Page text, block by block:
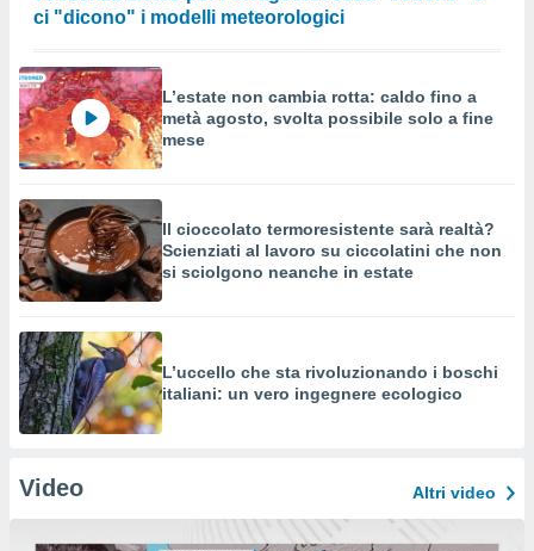
ci "dicono" i modelli meteorologici
L’estate non cambia rotta: caldo fino a
metà agosto, svolta possibile solo a fine
mese
Il cioccolato termoresistente sarà realtà?
Scienziati al lavoro su ciccolatini che non
si sciolgono neanche in estate
L’uccello che sta rivoluzionando i boschi
italiani: un vero ingegnere ecologico
Video Altri video